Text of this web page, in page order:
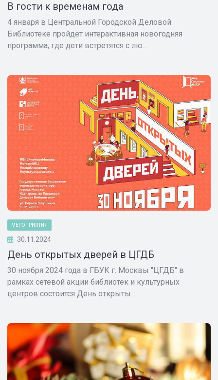
В гости к временам года
4 января в Центральной Городской Деловой
Библиотеке пройдёт интерактивная новогодняя
программа, где дети встретятся с лю...
МЕРОПРИЯТИЯ
30.11.2024
День открытых дверей в ЦГДБ
30 ноября 2024 года в ГБУК г. Москвы "ЦГДБ" в
рамках сетевой акции библиотек и культурных
центров состоится День открыты...